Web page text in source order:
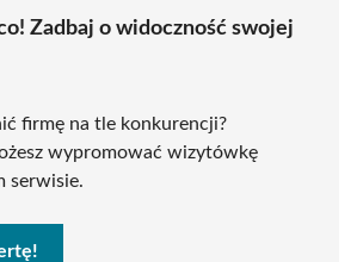
Zadbaj o widoczność swojej
firmę na tle konkurencji?
wypromować wizytówkę
serwisie.